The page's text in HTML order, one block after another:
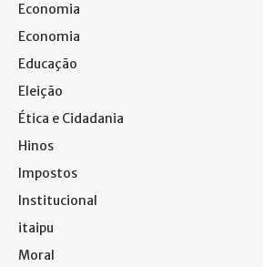
Economia
Economia
Educação
Eleição
Ética e Cidadania
Hinos
Impostos
Institucional
itaipu
Moral